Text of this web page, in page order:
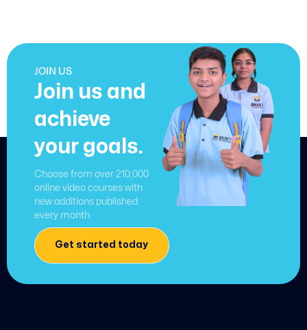
JOIN US
Join us and
achieve
your goals.
Choose from over 210,000
online video courses with
new additions published
every month
Get started today